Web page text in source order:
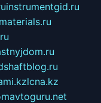
instrumentgid.ru
lcna.kz
avtoguru.net